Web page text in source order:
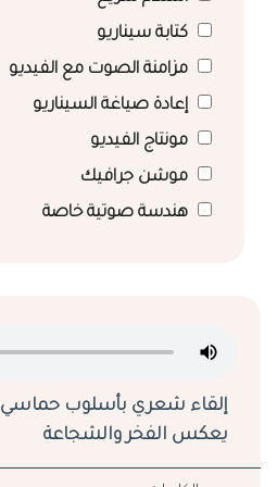
كتابة سيناريو
مزامنة الصوت مع الفيديو
إعادة صياغة السيناريو
مونتاج الفيديو
موشن جرافيك
هندسة صوتية خاصة
إلقاء شعري بأسلوب حماسي
يعكس الفخر والشجاعة